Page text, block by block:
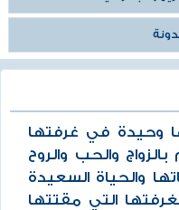
وحيدة في غرفتها
والحب والروح
والحياة السعيدة
التي مقتتها